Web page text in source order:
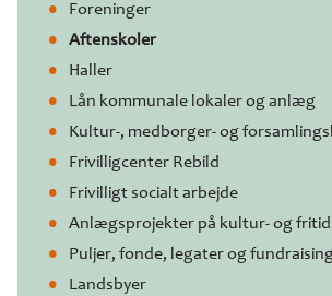
Foreninger
Aftenskoler
Haller
Lån kommunale lokaler og anlæg
Kultur-, medborger- og
Frivilligcenter Rebild
Frivilligt socialt arbejde
Anlægsprojekter på kultur- og
Puljer, fonde, legater og
Landsbyer